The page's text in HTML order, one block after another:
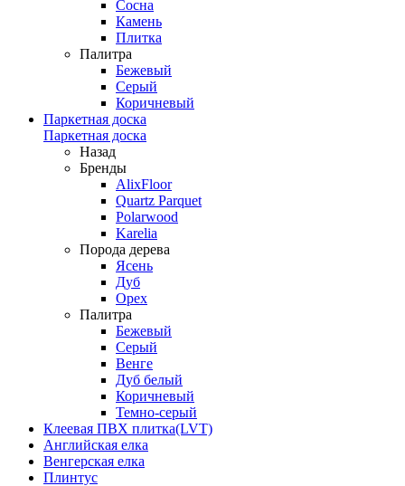
Сосна
Камень
Плитка
Палитра
Бежевый
Серый
Коричневый
Паркетная доска
Паркетная доска
Назад
Бренды
AlixFloor
Quartz Parquet
Polarwood
Karelia
Порода дерева
Ясень
Дуб
Орех
Палитра
Бежевый
Серый
Венге
Дуб белый
Коричневый
Темно-серый
Клеевая ПВХ плитка(LVT)
Английская елка
Венгерская елка
Плинтус